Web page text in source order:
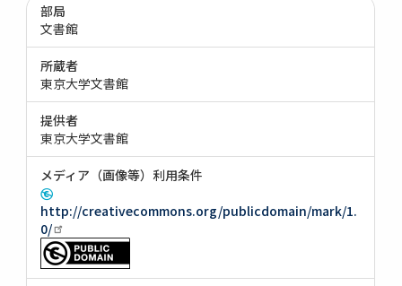
部局
文書館
所蔵者
東京大学文書館
提供者
東京大学文書館
メディア（画像等）利用条件
http://creativecommons.org/publicdomain/mark/1.
0/